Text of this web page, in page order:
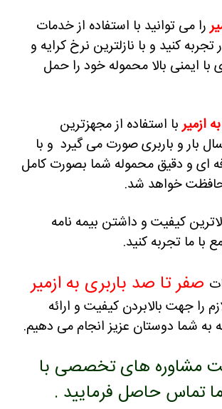
را می توانید با استفاده از خدمات
کنید و با نازلترین نرخ کرایه و
ایمنی بالا محموله خود را حمل
ازمیر با استفاده از مجهزترین
بار و باربری صورت می گیرد و با
ای و دقیق محموله شما بصورت کامل
خواهد شد.
کیفیت و داشتن بیمه نامه
ما تجربه کنید.
صفر تا صد باربری به ازمیر
را جهت بالابردن کیفیت و ارائه
شما دوستان عزیز انجام می دهیم.
مشاوره های تخصصی با
تماس حاصل فرمایید .